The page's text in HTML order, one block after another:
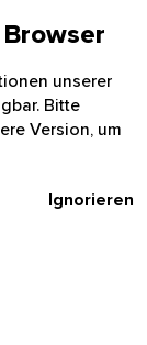
unserer
Bitte
Version, um
Ignorieren